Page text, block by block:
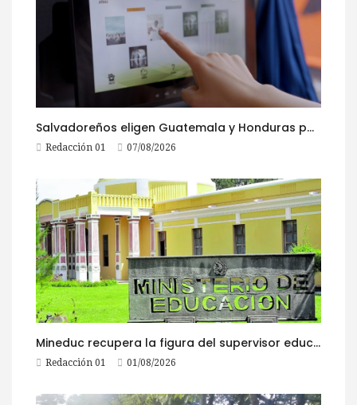
Salvadoreños eligen Guatemala y Honduras para viajar durante las Fiestas Agostinas
Redacción 01 07/08/2026
Mineduc recupera la figura del supervisor educativo con 968 plazas
Redacción 01 01/08/2026